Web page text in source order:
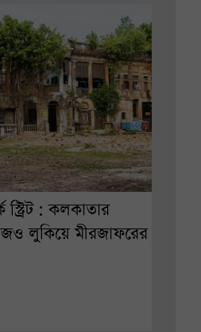
: কলকাতার
লুকিয়ে মীরজাফরের